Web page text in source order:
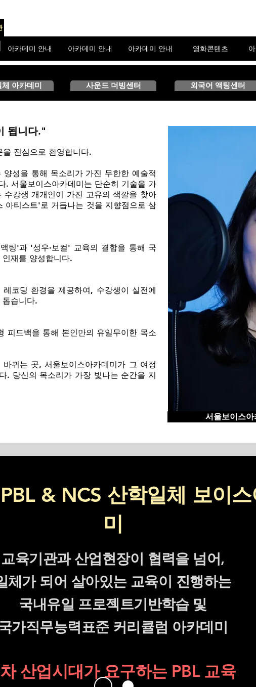
아카데미 안내 아카데미 안내 아카데미 안내 영화콘텐츠
아카데미 사운드 더빙센터 외국어 액팅센터
됩니다."
진심으로 환영합니다.
성을 통해 목소리가 가진 무한한 예술적
. 서울보이스아카데미는 단순히 기술을 가
강생 개개인이 가진 고유의 색깔을 찾아
아티스트'로 거듭나는 것을 지향점으로 삼
팅'과 '성우·보컬' 교육의 결합을 통해 국
재를 양성합니다.
코딩 환경을 제공하여, 수강생이 실전에
습니다.
피드백을 통해 본인만의 유일무이한 목소
뀌는 곳, 서울보이스아카데미가 그 여정
. 당신의 목소리가 가장 빛나는 순간을 지
서울보이스
& NCS 산학일체 보이
미
교육기관과 산업현장이 협력을 넘어,
체가 되어 살아있는 교육이 진행하는
국내유일 프로젝트기반학습 및
가직무능력표준 커리큘럼 아카데미
산업시대가 요구하는 PBL 교육